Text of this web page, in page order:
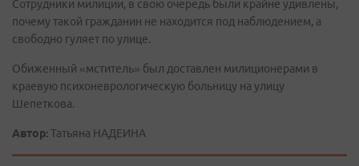
Сотрудники милиции, в свою очередь были крайне удивлены,
почему такой гражданин не находится под наблюдением, а
свободно гуляет по улице.
Обиженный «мститель» был доставлен милиционерами в
краевую психоневрологическую больницу на улицу
Шепеткова.
Автор:Татьяна НАДЕИНА